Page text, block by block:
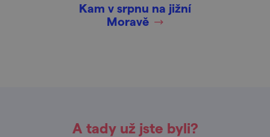
Kam v srpnu na jižní
Moravě
A tady už jste byli?